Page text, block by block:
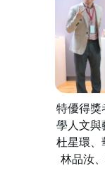
特優得獎
學人文與
杜星環、
林品汝